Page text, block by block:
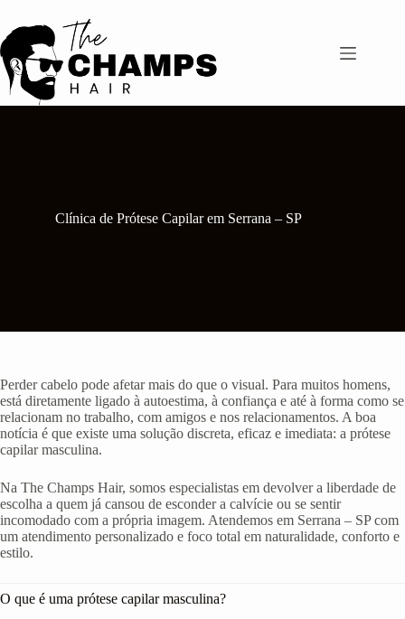
para
o
conteúdo
Clínica de Prótese Capilar em Serrana – SP
Perder cabelo pode afetar mais do que o visual. Para muitos homens,
está diretamente ligado à autoestima, à confiança e até à forma como se
relacionam no trabalho, com amigos e nos relacionamentos. A boa
notícia é que existe uma solução discreta, eficaz e imediata: a prótese
capilar masculina.
Na The Champs Hair, somos especialistas em devolver a liberdade de
escolha a quem já cansou de esconder a calvície ou se sentir
incomodado com a própria imagem. Atendemos em Serrana – SP com
um atendimento personalizado e foco total em naturalidade, conforto e
estilo.
O que é uma prótese capilar masculina?